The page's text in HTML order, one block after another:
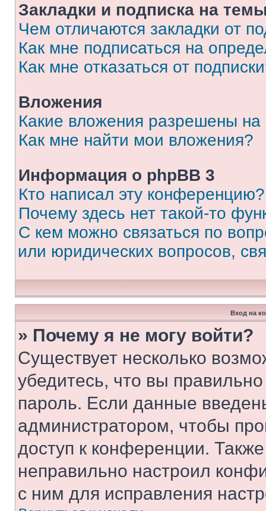
Закладки и подписка на
Чем отличаются закладки от
Как мне подписаться на
Как мне отказаться от
Вложения
Какие вложения разрешены
Как мне найти мои вложения?
Информация о phpBB 3
Кто написал эту конференцию?
Почему здесь нет такой-то
С кем можно связаться по
или юридических вопросов,
Вход на
» Почему я не могу войти?
Существует несколько
убедитесь, что вы
пароль. Если данные
администратором, чтобы
доступ к конференции.
неправильно настроил
с ним для исправления